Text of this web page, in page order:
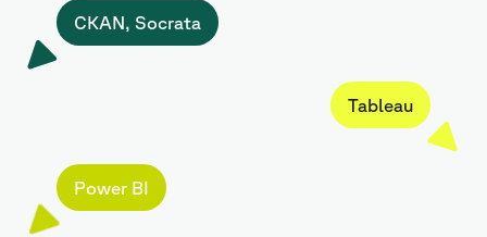
CKAN, Socrata
Tableau
Power BI